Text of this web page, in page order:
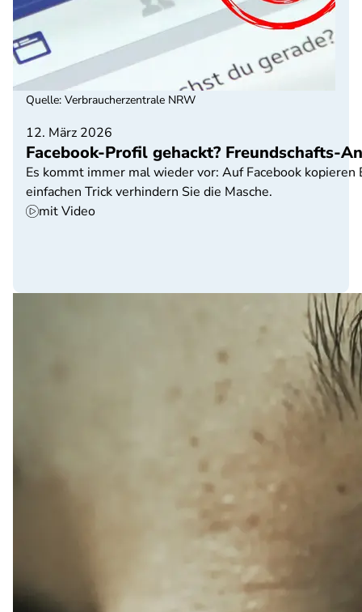
12. März 2026
Facebook-Profil gehackt? Freundschafts-
Es kommt immer mal wieder vor: Auf Facebook
einfachen Trick verhindern Sie die Masche.
mit Video
Quelle: Verbraucherzentrale NRW